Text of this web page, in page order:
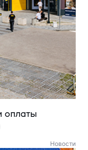
оплаты
Новости